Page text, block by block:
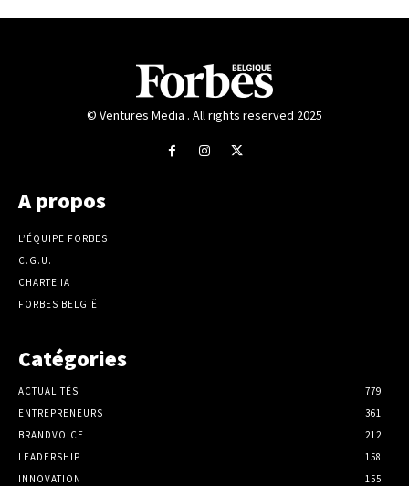
© Ventures Media . All rights reserved 2025
A propos
L’ÉQUIPE FORBES
C.G.U.
CHARTE IA
FORBES BELGIË
Catégories
ACTUALITÉS
779
ENTREPRENEURS
361
BRANDVOICE
212
LEADERSHIP
158
INNOVATION
155